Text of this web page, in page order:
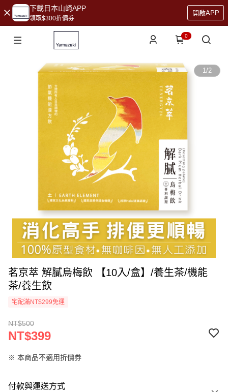
下載日本山崎APP
領取$300折價券
開啟APP
0
1/2
茗京萃 解膩烏梅飲 【10入/盒】/養生茶/機能
茶/養生飲
宅配滿NT$299免運
NT$500
NT$399
※ 本商品不適用折價券
付款與運送方式